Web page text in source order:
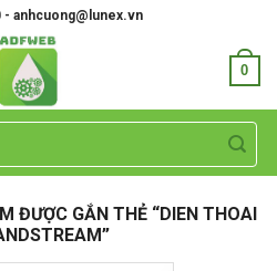
- anhcuong@lunex.vn
0
ĐƯỢC GẮN THẺ “DIEN THOAI